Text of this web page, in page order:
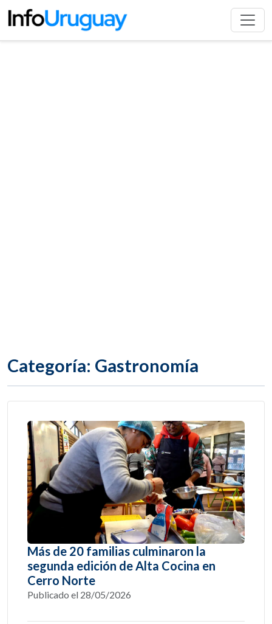
Categoría: Gastronomía
Más de 20 familias culminaron la
segunda edición de Alta Cocina en
Cerro Norte
Publicado el 28/05/2026